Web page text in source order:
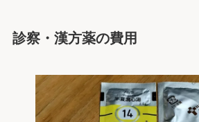
診察・漢方薬の費用